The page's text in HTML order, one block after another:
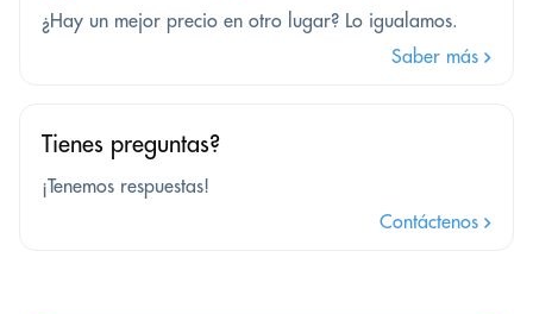
¿Hay un mejor precio en otro lugar? Lo igualamos.
Saber más
Tienes preguntas?
¡Tenemos respuestas!
Contáctenos